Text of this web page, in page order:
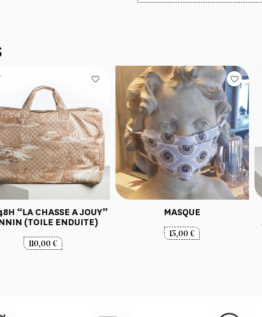
“LA CHASSE A JOUY”
(TOILE ENDUITE)
110,00€
MASQUE
13,00€